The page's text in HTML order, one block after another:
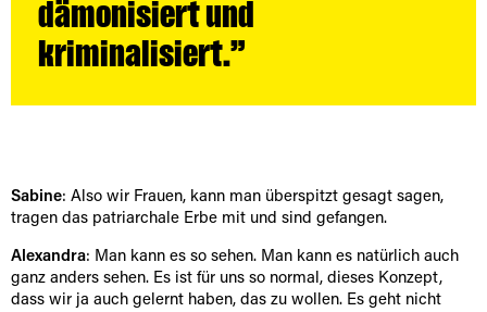
dämonisiert und
kriminalisiert.”
Sabine: Also wir Frauen, kann man überspitzt gesagt sagen,
tragen das patriarchale Erbe mit und sind gefangen.
Alexandra: Man kann es so sehen. Man kann es natürlich auch
ganz anders sehen. Es ist für uns so normal, dieses Konzept,
dass wir ja auch gelernt haben, das zu wollen. Es geht nicht